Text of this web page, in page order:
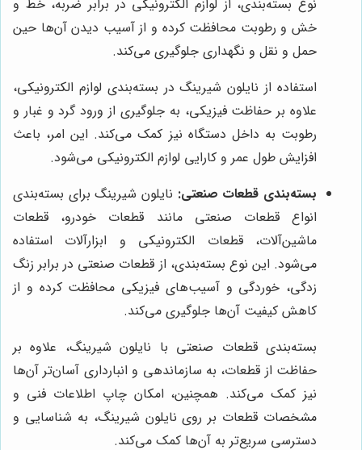
نوع بسته‌بندی، از لوازم الکترونیکی در برابر ضربه، خط و
خش و رطوبت محافظت کرده و از آسیب دیدن آن‌ها حین
حمل و نقل و نگهداری جلوگیری می‌کند.
استفاده از نایلون شیرینگ در بسته‌بندی لوازم الکترونیکی،
علاوه بر حفاظت فیزیکی، به جلوگیری از ورود گرد و غبار و
رطوبت به داخل دستگاه نیز کمک می‌کند. این امر، باعث
افزایش طول عمر و کارایی لوازم الکترونیکی می‌شود.
بسته‌بندی قطعات صنعتی: نایلون شیرینگ برای بسته‌بندی
انواع قطعات صنعتی مانند قطعات خودرو، قطعات
ماشین‌آلات، قطعات الکترونیکی و ابزارآلات استفاده
می‌شود. این نوع بسته‌بندی، از قطعات صنعتی در برابر زنگ
زدگی، خوردگی و آسیب‌های فیزیکی محافظت کرده و از
کاهش کیفیت آن‌ها جلوگیری می‌کند.
بسته‌بندی قطعات صنعتی با نایلون شیرینگ، علاوه بر
حفاظت از قطعات، به سازماندهی و انبارداری آسان‌تر آن‌ها
نیز کمک می‌کند. همچنین، امکان چاپ اطلاعات فنی و
مشخصات قطعات بر روی نایلون شیرینگ، به شناسایی و
دسترسی سریع‌تر به آن‌ها کمک می‌کند.